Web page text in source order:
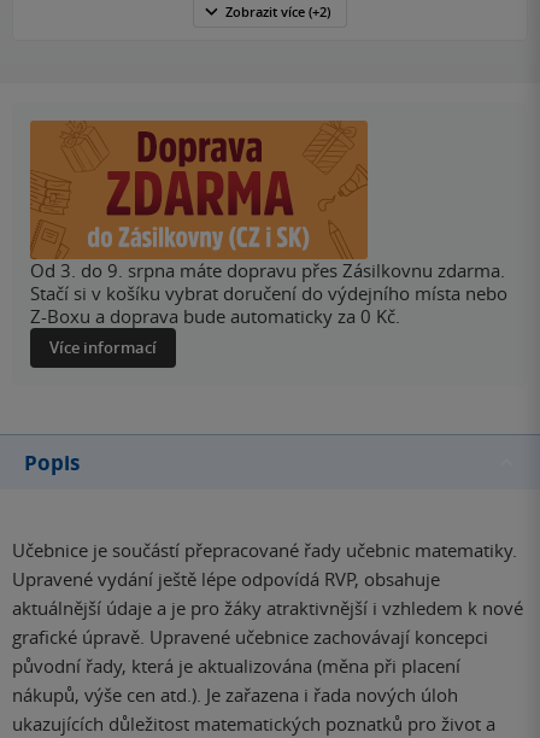
Zobrazit více (+2)
Od 3. do 9. srpna máte dopravu přes Zásilkovnu zdarma.
Stačí si v košíku vybrat doručení do výdejního místa nebo
Z-Boxu a doprava bude automaticky za 0 Kč.
Více informací
Popis
Učebnice je součástí přepracované řady učebnic matematiky.
Upravené vydání ještě lépe odpovídá RVP, obsahuje
aktuálnější údaje a je pro žáky atraktivnější i vzhledem k nové
grafické úpravě. Upravené učebnice zachovávají koncepci
původní řady, která je aktualizována (měna při placení
nákupů, výše cen atd.). Je zařazena i řada nových úloh
ukazujících důležitost matematických poznatků pro život a